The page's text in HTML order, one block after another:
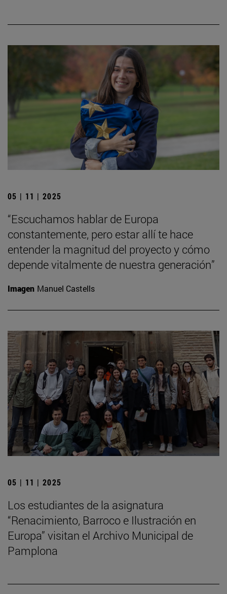
05 | 11 | 2025
“Escuchamos hablar de Europa
constantemente, pero estar allí te hace
entender la magnitud del proyecto y cómo
depende vitalmente de nuestra generación”
Imagen Manuel Castells
05 | 11 | 2025
Los estudiantes de la asignatura
“Renacimiento, Barroco e Ilustración en
Europa” visitan el Archivo Municipal de
Pamplona